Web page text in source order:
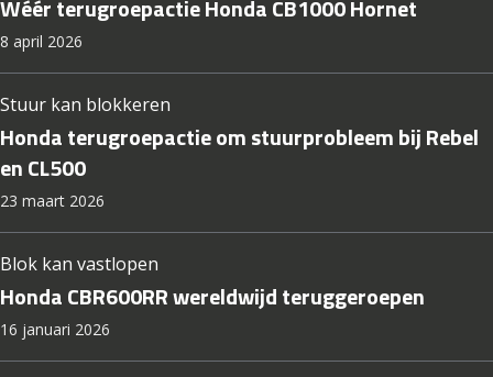
Wéér terugroepactie Honda CB1000 Hornet
8 april 2026
Stuur kan blokkeren
Honda terugroepactie om stuurprobleem bij Rebel
en CL500
23 maart 2026
Blok kan vastlopen
Honda CBR600RR wereldwijd teruggeroepen
16 januari 2026